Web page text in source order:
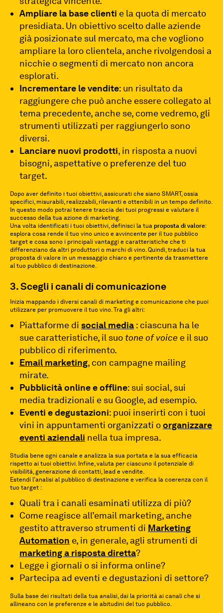
Ampliare la base clienti e la quota di mercato
presidiata. Un obiettivo scelto dalle aziende
già posizionate sul mercato, ma che vogliono
ampliare la loro clientela, anche rivolgendosi a
nicchie o segmenti di mercato non ancora
esplorati.
Incrementare le vendite: un risultato da
raggiungere che può anche essere collegato al
tema precedente, anche se, come vedremo, gli
strumenti utilizzati per raggiungerlo sono
diversi.
Lanciare nuovi prodotti, in risposta a nuovi
bisogni, aspettative o preferenze del tuo
target.
Dopo aver definito i tuoi obiettivi, assicurati che siano SMART, ossia
specifici, misurabili, realizzabili, rilevanti e ottenibili in un tempo definito.
In questo modo potrai tenere traccia dei tuoi progressi e valutare il
successo della tua azione di marketing.
Una volta identificati i tuoi obiettivi, definisci la tua proposta di valore:
esplora cosa rende il tuo vino unico e avvincente per il tuo pubblico
target e cosa sono i principali vantaggi e caratteristiche che ti
differenziano da altri produttori o marchi di vino. Quindi, traduci la tua
proposta di valore in un messaggio chiaro e pertinente da trasmettere
al tuo pubblico di destinazione.
3. Scegli i canali di comunicazione
Inizia mappando i diversi canali di marketing e comunicazione che puoi
utilizzare per promuovere il tuo vino. Tra gli altri:
Piattaforme disocial media : ciascuna ha le
sue caratteristiche, il suo tone of voice e il suo
pubblico di riferimento.
Email marketing, con campagne mailing
mirate.
Pubblicità online e offline: sui social, sui
media tradizionali e su Google, ad esempio.
Eventi e degustazioni: puoi inserirti con i tuoi
vini in appuntamenti organizzati oorganizzare
eventi aziendali nella tua impresa.
Studia bene ogni canale e analizza la sua portata e la sua efficacia
rispetto ai tuoi obiettivi. Infine, valuta per ciascuno il potenziale di
visibilità, generazione di contatti, lead e vendite.
Estendi l’analisi al pubblico di destinazione e verifica la coerenza con il
tuo target :
Quali tra i canali esaminati utilizza di più?
Come reagisce all’email marketing, anche
gestito attraverso strumenti di Marketing
Automation e, in generale, agli strumenti di
marketing a risposta diretta?
Legge i giornali o si informa online?
Partecipa ad eventi e degustazioni di settore?
Sulla base dei risultati della tua analisi, dai la priorità ai canali che si
allineano con le preferenze e le abitudini del tuo pubblico.